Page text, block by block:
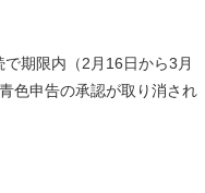
期限内（2月16日から3月
色申告の承認が取り消され